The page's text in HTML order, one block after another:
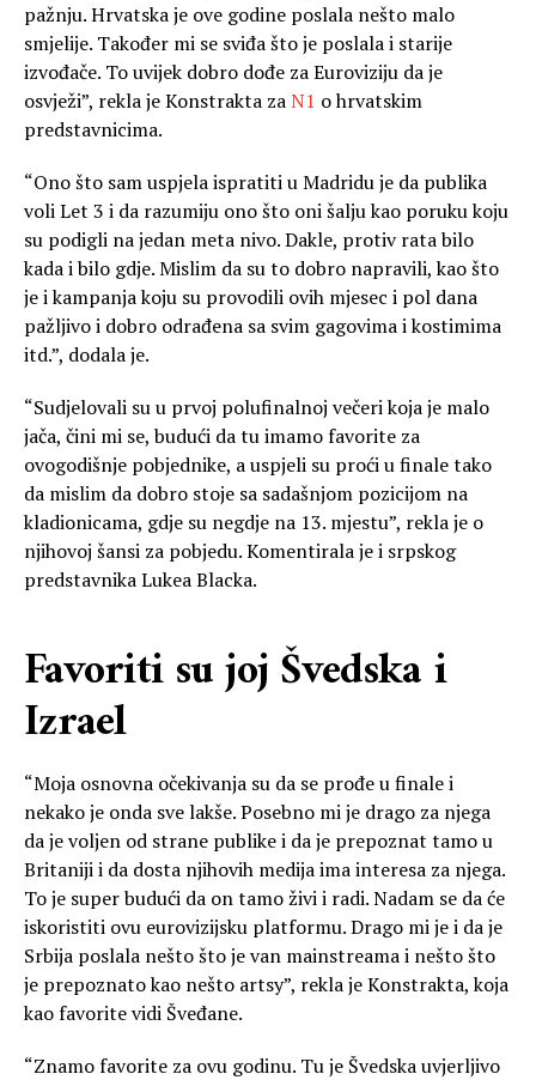
pažnju. Hrvatska je ove godine poslala nešto malo
smjelije. Također mi se sviđa što je poslala i starije
izvođače. To uvijek dobro dođe za Euroviziju da je
osvježi”, rekla je Konstrakta zaN1 o hrvatskim
predstavnicima.
“Ono što sam uspjela ispratiti u Madridu je da publika
voli Let 3 i da razumiju ono što oni šalju kao poruku koju
su podigli na jedan meta nivo. Dakle, protiv rata bilo
kada i bilo gdje. Mislim da su to dobro napravili, kao što
je i kampanja koju su provodili ovih mjesec i pol dana
pažljivo i dobro odrađena sa svim gagovima i kostimima
itd.”, dodala je.
“Sudjelovali su u prvoj polufinalnoj večeri koja je malo
jača, čini mi se, budući da tu imamo favorite za
ovogodišnje pobjednike, a uspjeli su proći u finale tako
da mislim da dobro stoje sa sadašnjom pozicijom na
kladionicama, gdje su negdje na 13. mjestu”, rekla je o
njihovoj šansi za pobjedu. Komentirala je i srpskog
predstavnika Lukea Blacka.
Favoriti su joj Švedska i
Izrael
“Moja osnovna očekivanja su da se prođe u finale i
nekako je onda sve lakše. Posebno mi je drago za njega
da je voljen od strane publike i da je prepoznat tamo u
Britaniji i da dosta njihovih medija ima interesa za njega.
To je super budući da on tamo živi i radi. Nadam se da će
iskoristiti ovu eurovizijsku platformu. Drago mi je i da je
Srbija poslala nešto što je van mainstreama i nešto što
je prepoznato kao nešto artsy”, rekla je Konstrakta, koja
kao favorite vidi Šveđane.
“Znamo favorite za ovu godinu. Tu je Švedska uvjerljivo